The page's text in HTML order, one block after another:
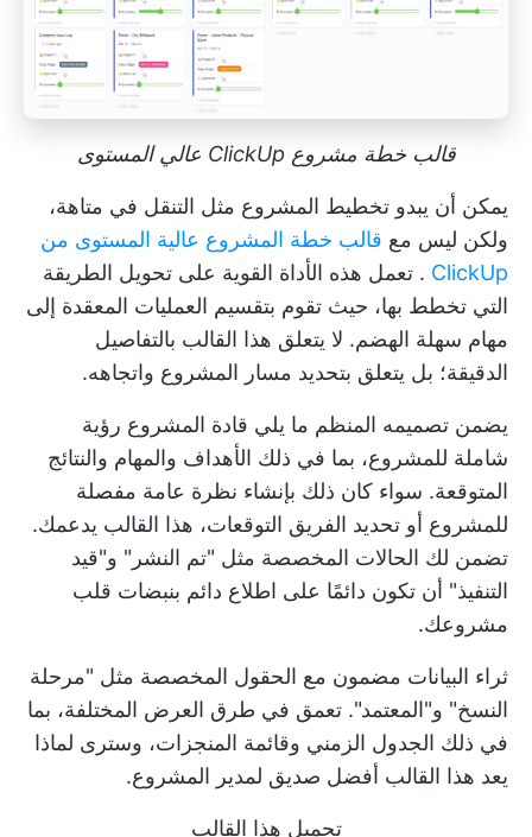
قالب خطة مشروع ClickUp عالي المستوى
يمكن أن يبدو تخطيط المشروع مثل التنقل في متاهة،
ولكن ليس مع قالب خطة المشروع عالية المستوى من
ClickUp . تعمل هذه الأداة القوية على تحويل الطريقة
التي تخطط بها، حيث تقوم بتقسيم العمليات المعقدة إلى
مهام سهلة الهضم. لا يتعلق هذا القالب بالتفاصيل
الدقيقة؛ بل يتعلق بتحديد مسار المشروع واتجاهه.
يضمن تصميمه المنظم ما يلي قادة المشروع رؤية
شاملة للمشروع، بما في ذلك الأهداف والمهام والنتائج
المتوقعة. سواء كان ذلك بإنشاء نظرة عامة مفصلة
للمشروع أو تحديد الفريق التوقعات، هذا القالب يدعمك.
تضمن لك الحالات المخصصة مثل "تم النشر" و"قيد
التنفيذ" أن تكون دائمًا على اطلاع دائم بنبضات قلب
مشروعك.
ثراء البيانات مضمون مع الحقول المخصصة مثل "مرحلة
النسخ" و"المعتمد". تعمق في طرق العرض المختلفة، بما
في ذلك الجدول الزمني وقائمة المنجزات، وسترى لماذا
يعد هذا القالب أفضل صديق لمدير المشروع.
تحميل هذا القالب